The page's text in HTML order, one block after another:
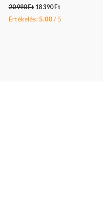
20 990Ft 18 390Ft
Értékelés:5.00/ 5